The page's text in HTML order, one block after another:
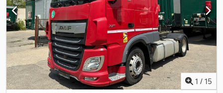
Standard 2022 04/2023 XLRTEF5300G440298 476.453 km Albastru,
spoiler complet, jante din aliaj, tahograf nou G2v2, lumini LED față.
= Informații suplimentare = Axa față: direcțională Cilindree motor:
12.902 cmc
1 / 15